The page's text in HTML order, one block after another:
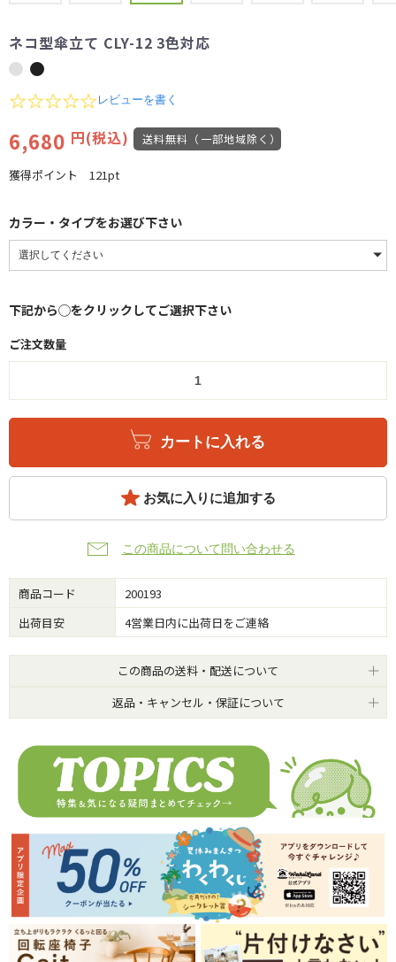
ネコ型傘立て CLY-12 3色対応
0.0
rating
レビューを書く
6,680 円(税込) 送料無料（一部地域除く）
獲得ポイント 121pt
カラー・タイプをお選び下さい
下記から◯をクリックしてご選択下さい
ご注文数量
カートに入れる
お気に入りに追加する
この商品について問い合わせる
商品コード
200193
出荷目安
4営業日内に出荷日をご連絡
この商品の送料・配送について
返品・キャンセル・保証について